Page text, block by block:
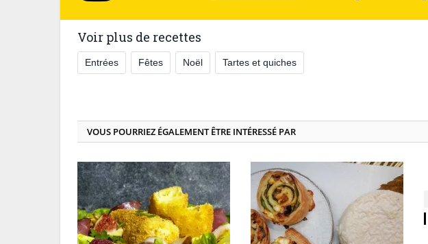
Voir plus de recettes
Entrées Fêtes Noël Tartes et quiches
VOUS POURRIEZ ÉGALEMENT ÊTRE INTÉRESSÉ PAR